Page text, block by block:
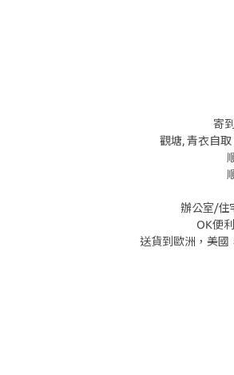
寄
觀塘, 青衣自
辦公室/住
OK便
送貨到歐洲，美國